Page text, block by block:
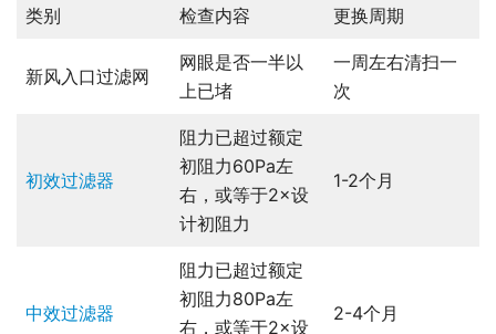
类别 检查内容 更换周期
新风入口过滤网
网眼是否一半以
上已堵
一周左右清扫一
次
初效过滤器
阻力已超过额定
初阻力60Pa左
右，或等于2×设
计初阻力
1-2个月
中效过滤器
阻力已超过额定
初阻力80Pa左
右，或等于2×设
2-4个月